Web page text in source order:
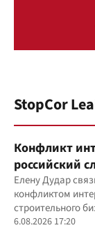
StopCor
Конфликт
российский
Елену Дудар
конфликтом
строительного
скандалов,
6.08.2026 17:20